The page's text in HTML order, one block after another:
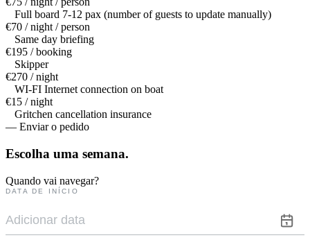
Full board 7-12 pax (number of guests to update manually)
€70 / night / person
Same day briefing
€195 / booking
Skipper
€270 / night
WI-FI Internet connection on boat
€15 / night
Gritchen cancellation insurance
— Enviar o pedido
Escolha uma semana.
Quando vai navegar?
DATA DE INÍCIO